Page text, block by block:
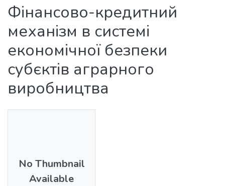
Фінансово-кредитний
механізм в системі
економічної безпеки
субєктів аграрного
виробництва
No Thumbnail
Available